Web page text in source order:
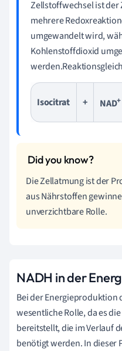
Zellstoffwechsel ist der
mehrere
umgewandelt wird,
Kohlenstoffdioxid
Isocitrat + NAD+
Die Zellatmung ist der
aus Nährstoffen
unverzichtbare Rolle.
NADH in der
Bei der Energieproduktion
wesentliche Rolle, da es
bereitstellt, die im Verlauf
benötigt werden. In dieser